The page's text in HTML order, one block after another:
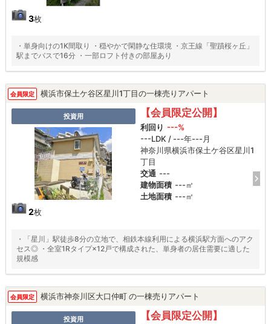
3枚
・単身向けの1K間取り ・穏やかで閑静な住環境 ・京王線「聖蹟桜ヶ丘」
駅までバスで16分 ・一部ロフト付きの部屋あり
会員限定 横浜市保土ケ谷区星川1丁目の一棟売りアパート
投資用
2枚
【会員限定公開】
利回り ---%
---LDK / ---年---月
神奈川県横浜市保土ケ谷区星川1
丁目
交通 ---
建物面積 ---㎡
土地面積 ---㎡
・「星川」駅徒歩8分の立地で、相鉄本線利用による横浜駅方面へのアク
セス◎ ・全室1Rタイプ×12戸で構成された、単身者の居住需要に適した
規模感
会員限定 横浜市神奈川区大口仲町 の一棟売りアパート
投資用 【会員限定公開】